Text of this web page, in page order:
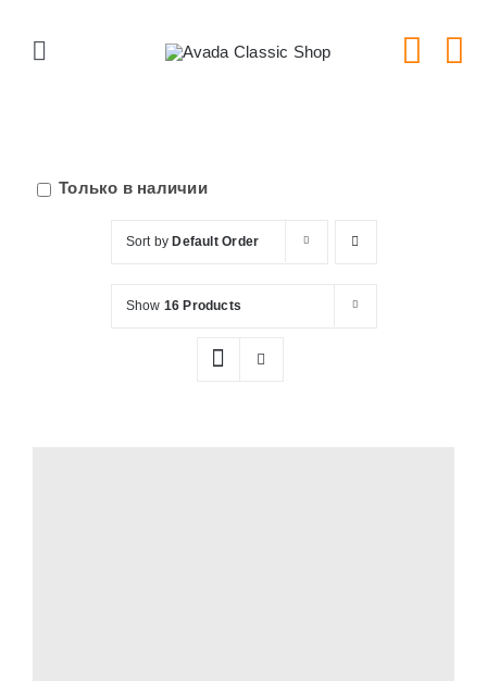
Toggle
Серии тарелок
Только в наличии
Sort by Default Order
Show 16 Products